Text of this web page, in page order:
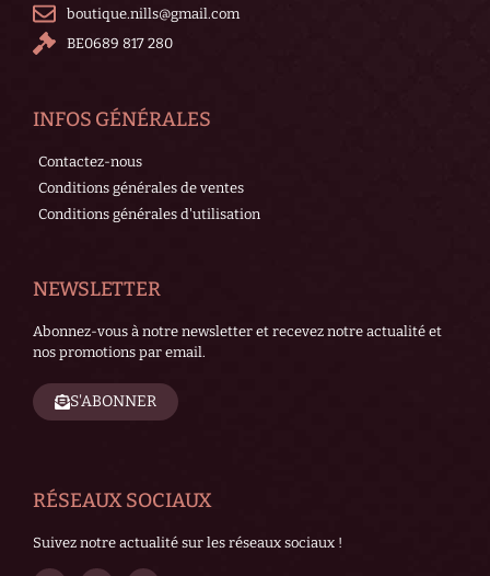
boutique.nills@gmail.com
BE0689 817 280
INFOS GÉNÉRALES
Contactez-nous
Conditions générales de ventes
Conditions générales d'utilisation
NEWSLETTER
Abonnez-vous à notre newsletter et recevez notre actualité et
nos promotions par email.
S'ABONNER
RÉSEAUX SOCIAUX
Suivez notre actualité sur les réseaux sociaux !